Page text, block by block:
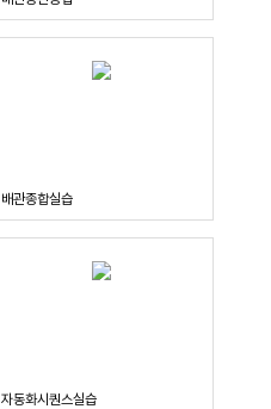
배관종합실습
자동화시퀀스실습